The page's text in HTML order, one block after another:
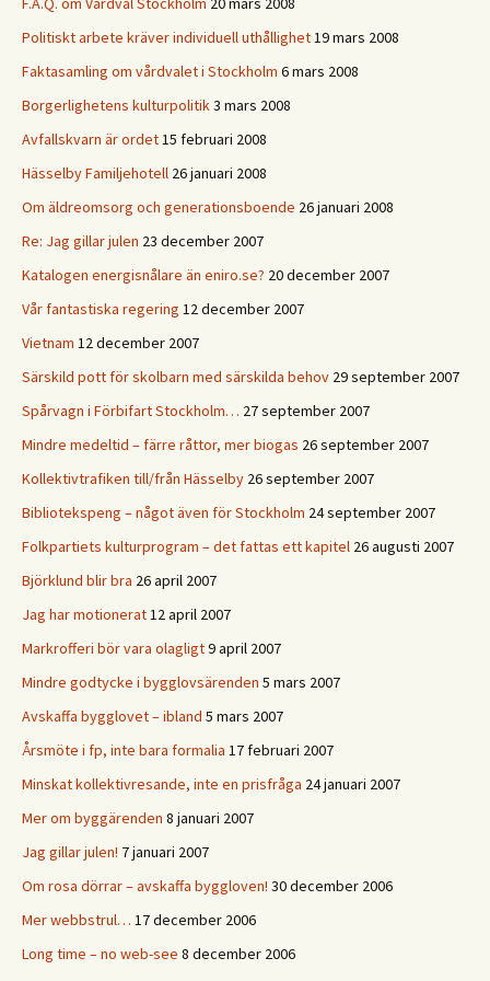
Politiskt arbete kräver individuell uthållighet19 mars 2008
Faktasamling om vårdvalet i Stockholm 6 mars 2008
Borgerlighetens kulturpolitik3 mars 2008
Avfallskvarn är ordet15 februari 2008
Hässelby Familjehotell 26 januari 2008
Om äldreomsorg och generationsboende 26 januari 2008
Re: Jag gillar julen 23 december 2007
Katalogen energisnålare än eniro.se? 20 december 2007
Vår fantastiska regering 12 december 2007
Vietnam 12 december 2007
Särskild pott för skolbarn med särskilda behov 29 september 2007
Spårvagn i Förbifart Stockholm… 27 september 2007
Mindre medeltid – färre råttor, mer biogas 26 september 2007
Kollektivtrafiken till/från Hässelby 26 september 2007
Bibliotekspeng – något även för Stockholm 24 september 2007
Folkpartiets kulturprogram – det fattas ett kapitel 26 augusti 2007
Björklund blir bra 26 april 2007
Jag har motionerat12 april 2007
Markrofferi bör vara olagligt9 april 2007
Mindre godtycke i bygglovsärenden 5 mars 2007
Avskaffa bygglovet – ibland 5 mars 2007
Årsmöte i fp, inte bara formalia 17 februari 2007
Minskat kollektivresande, inte en prisfråga 24 januari 2007
Mer om byggärenden 8 januari 2007
Jag gillar julen! 7 januari 2007
Om rosa dörrar – avskaffa byggloven! 30 december 2006
Mer webbstrul… 17 december 2006
Long time – no web-see 8 december 2006